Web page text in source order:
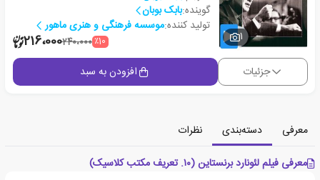
1
گوینده:بابک بوبان
تولید کننده:موسسه فرهنگی و هنری ماهور
٪10240،000216،000
جزئیات افزودن به سبد
معرفی دسته‌بندی
نظرات
معرفی فیلم لئونارد برنستاین (۱۰. تعریف مکتب کلاسیک)